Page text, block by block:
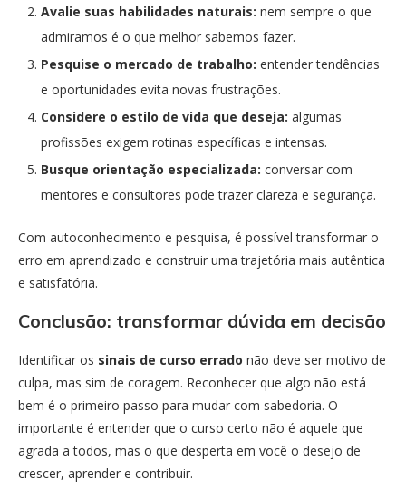
Avalie suas habilidades naturais: nem sempre o que
admiramos é o que melhor sabemos fazer.
Pesquise o mercado de trabalho: entender tendências
e oportunidades evita novas frustrações.
Considere o estilo de vida que deseja: algumas
profissões exigem rotinas específicas e intensas.
Busque orientação especializada: conversar com
mentores e consultores pode trazer clareza e segurança.
Com autoconhecimento e pesquisa, é possível transformar o
erro em aprendizado e construir uma trajetória mais autêntica
e satisfatória.
Conclusão: transformar dúvida em decisão
Identificar os sinais de curso errado não deve ser motivo de
culpa, mas sim de coragem. Reconhecer que algo não está
bem é o primeiro passo para mudar com sabedoria. O
importante é entender que o curso certo não é aquele que
agrada a todos, mas o que desperta em você o desejo de
crescer, aprender e contribuir.